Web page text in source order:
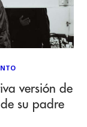
versión de
su padre